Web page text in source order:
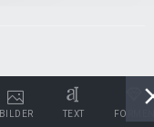
BILDER TEXT